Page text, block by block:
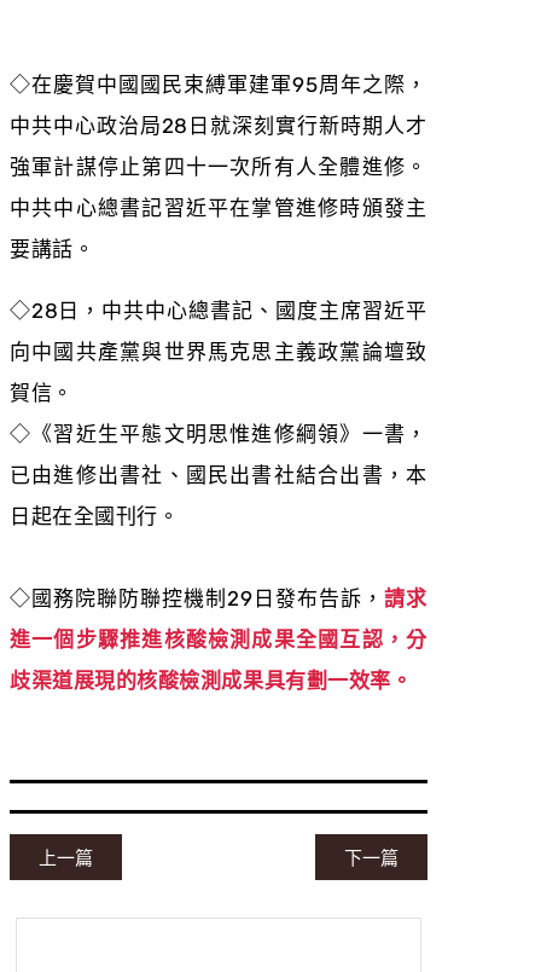
◇在慶賀中國國民束縛軍建軍95周年之際，
中共中心政治局28日就深刻實行新時期人才
強軍計謀停止第四十一次所有人全體進修。
中共中心總書記習近平在掌管進修時頒發主
要講話。
◇28日，中共中心總書記、國度主席習近平
向中國共產黨與世界馬克思主義政黨論壇致
賀信。
◇ 《習近生平態文明思惟進修綱領》一書，
已由進修出書社、國民出書社結合出書，本
日起在全國刊行。
◇國務院聯防聯控機制29日發布告訴，請求
進一個步驟推進核酸檢測成果全國互認，分
歧渠道展現的核酸檢測成果具有劃一效率。
上一篇 下一篇